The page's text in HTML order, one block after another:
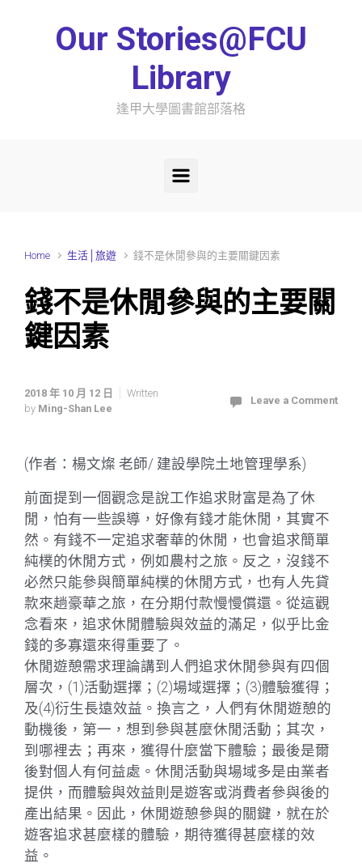
Our Stories@FCU
Library
逢甲大學圖書館部落格
Home 生活│旅遊 錢不是休閒參與的主要關鍵因素
錢不是休閒參與的主要關
鍵因素
2018 年 10 月 12 日
Written
by Ming-Shan Lee
Leave a Comment
(作者：楊文燦 老師/ 建設學院土地管理學系)
前面提到一個觀念是說工作追求財富是為了休
閒，怕有一些誤導，好像有錢才能休閒，其實不
然。有錢不一定追求奢華的休閒，也會追求簡單
純樸的休閒方式，例如農村之旅。反之，沒錢不
必然只能參與簡單純樸的休閒方式，也有人先貸
款來趟豪華之旅，在分期付款慢慢償還。從這觀
念看來，追求休閒體驗與效益的滿足，似乎比金
錢的多寡還來得重要了。
休閒遊憩需求理論講到人們追求休閒參與有四個
層次，(1)活動選擇；(2)場域選擇；(3)體驗獲得；
及(4)衍生長遠效益。換言之，人們有休閒遊憩的
動機後，第一，想到參與甚麼休閒活動；其次，
到哪裡去；再來，獲得什麼當下體驗；最後是爾
後對個人有何益處。休閒活動與場域多是由業者
提供，而體驗與效益則是遊客或消費者參與後的
產出結果。因此，休閒遊憩參與的關鍵，就在於
遊客追求甚麼樣的體驗，期待獲得甚麼樣的效
益。